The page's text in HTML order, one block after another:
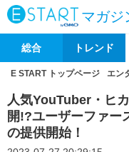
マガジ
総合 トレンド
E START トップページ エン
人気YouTuber・ヒ
開!?ユーザーファー
の提供開始！